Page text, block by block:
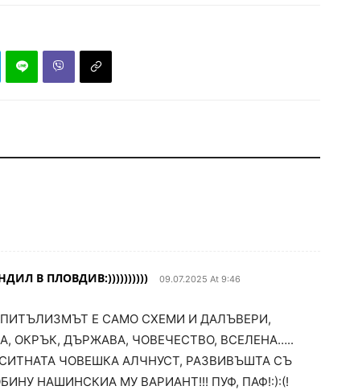
В ПЛОВДИВ:)))))))))) 09.07.2025 At 9:46
Е САМО СХЕМИ И ДАЛЪВЕРИ,
ОКРЪК, ДЪРЖАВА, ЧОВЕЧЕСТВО, ВСЕЛЕНА…..
ЧОВЕШКА АЛЧНУСТ, РАЗВИВЪШТА СЪ
НАШИНСКИА МУ ВАРИАНТ!!! ПУФ, ПАФ!:):(!